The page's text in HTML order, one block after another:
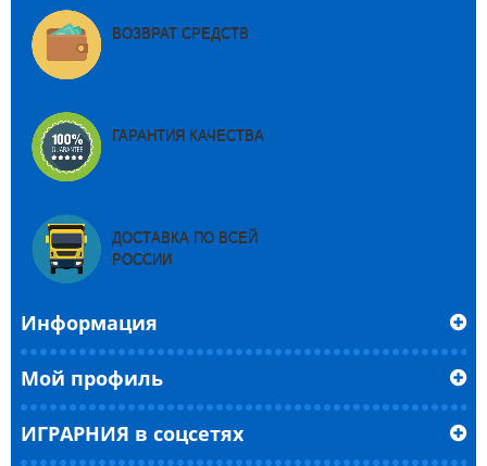
ВОЗВРАТ СРЕДСТВ
ГАРАНТИЯ КАЧЕСТВА
ДОСТАВКА ПО ВСЕЙ
РОССИИ
Информация
Мой профиль
ИГРАРНИЯ в соцсетях